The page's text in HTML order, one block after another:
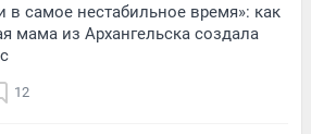
в самое нестабильное время»: как
мама из Архангельска создала
12